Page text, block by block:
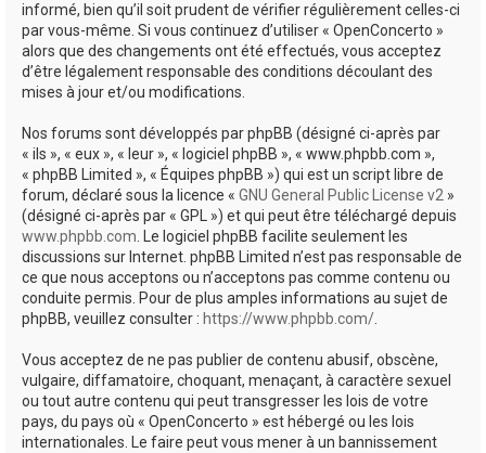
informé, bien qu’il soit prudent de vérifier régulièrement celles-ci
par vous-même. Si vous continuez d’utiliser « OpenConcerto »
alors que des changements ont été effectués, vous acceptez
d’être légalement responsable des conditions découlant des
mises à jour et/ou modifications.
Nos forums sont développés par phpBB (désigné ci-après par
« ils », « eux », « leur », « logiciel phpBB », « www.phpbb.com »,
« phpBB Limited », « Équipes phpBB ») qui est un script libre de
forum, déclaré sous la licence « GNU General Public License v2 »
(désigné ci-après par « GPL ») et qui peut être téléchargé depuis
www.phpbb.com. Le logiciel phpBB facilite seulement les
discussions sur Internet. phpBB Limited n’est pas responsable de
ce que nous acceptons ou n’acceptons pas comme contenu ou
conduite permis. Pour de plus amples informations au sujet de
phpBB, veuillez consulter : https://www.phpbb.com/.
Vous acceptez de ne pas publier de contenu abusif, obscène,
vulgaire, diffamatoire, choquant, menaçant, à caractère sexuel
ou tout autre contenu qui peut transgresser les lois de votre
pays, du pays où « OpenConcerto » est hébergé ou les lois
internationales. Le faire peut vous mener à un bannissement